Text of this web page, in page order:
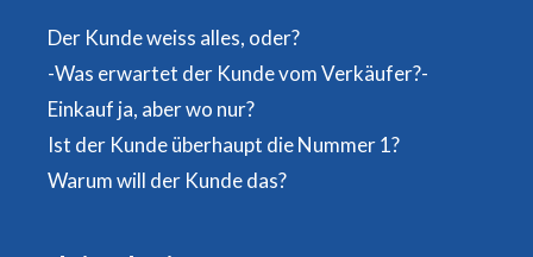
Der Kunde weiss alles, oder?
-Was erwartet der Kunde vom Verkäufer?-
Einkauf ja, aber wo nur?
Ist der Kunde überhaupt die Nummer 1?
Warum will der Kunde das?